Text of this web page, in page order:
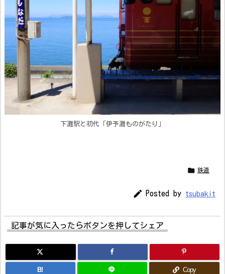
下灘駅と初代「伊予灘ものがたり」
 鉄道
 Posted by tsubakit
記事が気に入ったらボタンを押してシェア
B! Copy